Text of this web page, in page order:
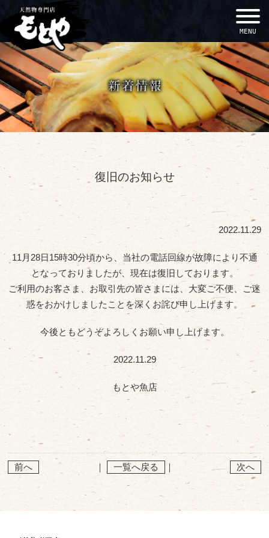
MENU
復旧のお知らせ
2022.11.29
11月28日15時30分頃から、当社の電話回線が故障により不通
となっておりましたが、現在は復旧しております。
ご利用のお客さま、お取引先の皆さまには、大変ご不便、ご迷
惑をおかけしましたことを深くお詫び申し上げます。
今後ともどうぞよろしくお願い申し上げます。
2022.11.29
もとや魚店
前へ ｜ 一覧へ戻る ｜ 次へ